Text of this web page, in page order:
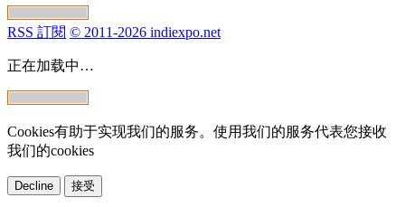
RSS 訂閱 © 2011-2026 indiexpo.net
正在加载中…
Cookies有助于实现我们的服务。使用我们的服务代表您接收
我们的cookies
Decline 接受